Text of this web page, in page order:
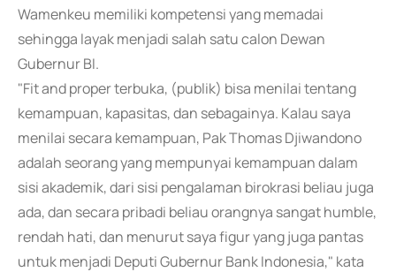
Wamenkeu memiliki kompetensi yang memadai
sehingga layak menjadi salah satu calon Dewan
Gubernur BI.
"Fit and proper terbuka, (publik) bisa menilai tentang
kemampuan, kapasitas, dan sebagainya. Kalau saya
menilai secara kemampuan, Pak Thomas Djiwandono
adalah seorang yang mempunyai kemampuan dalam
sisi akademik, dari sisi pengalaman birokrasi beliau juga
ada, dan secara pribadi beliau orangnya sangat humble,
rendah hati, dan menurut saya figur yang juga pantas
untuk menjadi Deputi Gubernur Bank Indonesia," kata